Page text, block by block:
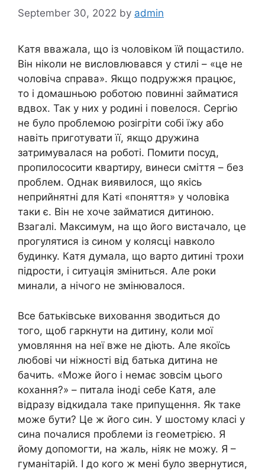
September 30, 2022 by admin
Катя вважала, що із чоловіком їй пощастило.
Він ніколи не висловлювався у стилі – «це не
чоловіча справа». Якщо подружжя працює,
то і домашньою роботою повинні займатися
вдвох. Так у них у родині і повелося. Сергію
не було проблемою розігріти собі їжу або
навіть приготувати її, якщо дружина
затримувалася на роботі. Помити посуд,
пропилососити квартиру, винеси сміття – без
проблем. Однак виявилося, що якісь
неприйнятні для Каті «поняття» у чоловіка
таки є. Він не хоче займатися дитиною.
Взагалі. Максимум, на що його вистачало, це
прогулятися із сином у колясці навколо
будинку. Катя думала, що варто дитині трохи
підрости, і ситуація зміниться. Але роки
минали, а нічого не змінювалося.
Все батьківське виховання зводиться до
того, щоб гаркнути на дитину, коли мої
умовляння на неї вже не діють. Але якоїсь
любові чи ніжності від батька дитина не
бачить. «Може його і немає зовсім цього
кохання?» – питала іноді себе Катя, але
відразу відкидала таке припущення. Як таке
може бути? Це ж його син. У шостому класі у
сина почалися проблеми із геометрією. Я
йому допомогти, на жаль, ніяк не можу. Я –
гуманітарій. І до кого ж мені було звернутися,